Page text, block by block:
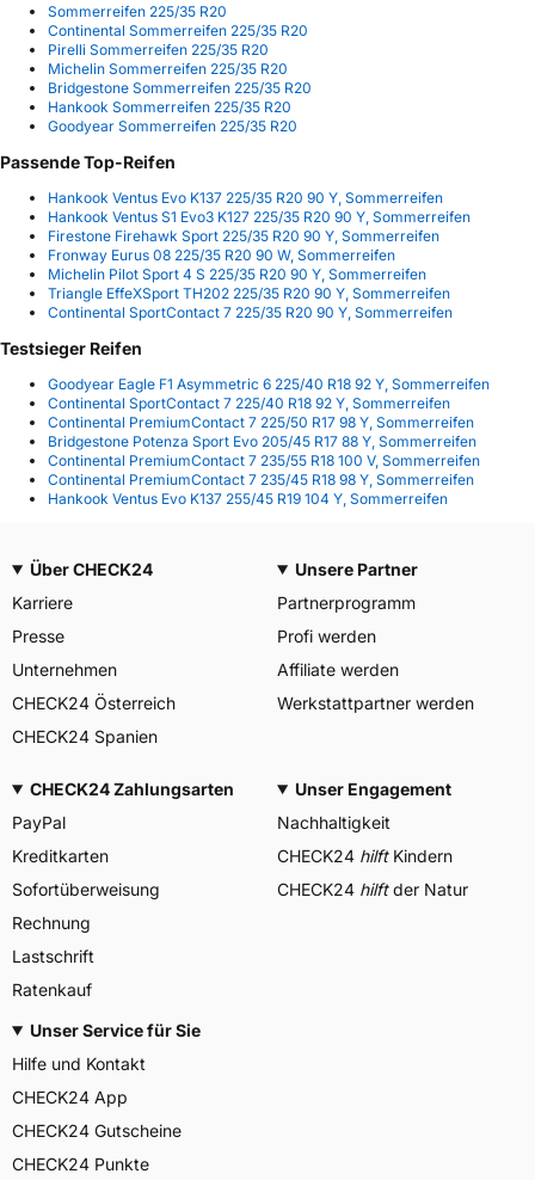
Sommerreifen 225/35 R20
Continental Sommerreifen 225/35 R20
Pirelli Sommerreifen 225/35 R20
Michelin Sommerreifen 225/35 R20
Bridgestone Sommerreifen 225/35 R20
Hankook Sommerreifen 225/35 R20
Goodyear Sommerreifen 225/35 R20
Passende Top-Reifen
Hankook Ventus Evo K137 225/35 R20 90 Y, Sommerreifen
Hankook Ventus S1 Evo3 K127 225/35 R20 90 Y, Sommerreifen
Firestone Firehawk Sport 225/35 R20 90 Y, Sommerreifen
Fronway Eurus 08 225/35 R20 90 W, Sommerreifen
Michelin Pilot Sport 4 S 225/35 R20 90 Y, Sommerreifen
Triangle EffeXSport TH202 225/35 R20 90 Y, Sommerreifen
Continental SportContact 7 225/35 R20 90 Y, Sommerreifen
Testsieger Reifen
Goodyear Eagle F1 Asymmetric 6 225/40 R18 92 Y, Sommerreifen
Continental SportContact 7 225/40 R18 92 Y, Sommerreifen
Continental PremiumContact 7 225/50 R17 98 Y, Sommerreifen
Bridgestone Potenza Sport Evo 205/45 R17 88 Y, Sommerreifen
Continental PremiumContact 7 235/55 R18 100 V, Sommerreifen
Continental PremiumContact 7 235/45 R18 98 Y, Sommerreifen
Hankook Ventus Evo K137 255/45 R19 104 Y, Sommerreifen
Über CHECK24
Karriere
Presse
Unternehmen
CHECK24 Österreich
CHECK24 Spanien
Unsere Partner
Partnerprogramm
Profi werden
Affiliate werden
Werkstattpartner werden
CHECK24 Zahlungsarten
PayPal
Kreditkarten
Sofortüberweisung
Rechnung
Lastschrift
Ratenkauf
Unser Engagement
Nachhaltigkeit
CHECK24 hilftKindern
CHECK24 hilftder Natur
Unser Service für Sie
Hilfe und Kontakt
CHECK24 App
CHECK24 Gutscheine
CHECK24 Punkte